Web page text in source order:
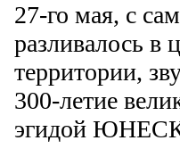
27-го мая, с
разливалось
территории,
300-летие
эгидой